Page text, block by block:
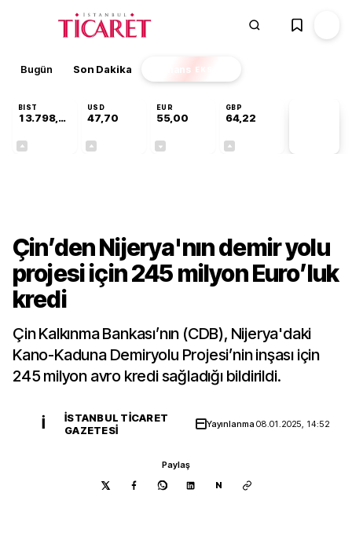
Bugün Son Dakika Finans EKSTRA
BIST
13.798,82
USD
47,70
EUR
55,00
GBP
64,22
Çin’den Nijerya'nın demir yolu
projesi için 245 milyon Euro’luk
kredi
Çin Kalkınma Bankası’nın (CDB), Nijerya'daki
Kano-Kaduna Demiryolu Projesi’nin inşası için
245 milyon avro kredi sağladığı bildirildi.
İ
İSTANBUL TICARET
GAZETESI
Yayınlanma08.01.2025, 14:52
Paylaş
N